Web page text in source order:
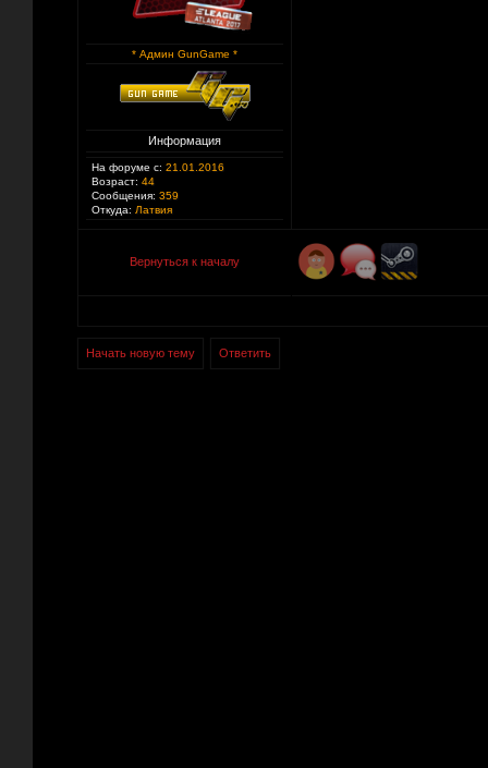
* Админ GunGame *
Информация
На форуме с: 21.01.2016
Возраст: 44
Сообщения: 359
Откуда: Латвия
Вернуться к началу
Начать новую тему Ответить